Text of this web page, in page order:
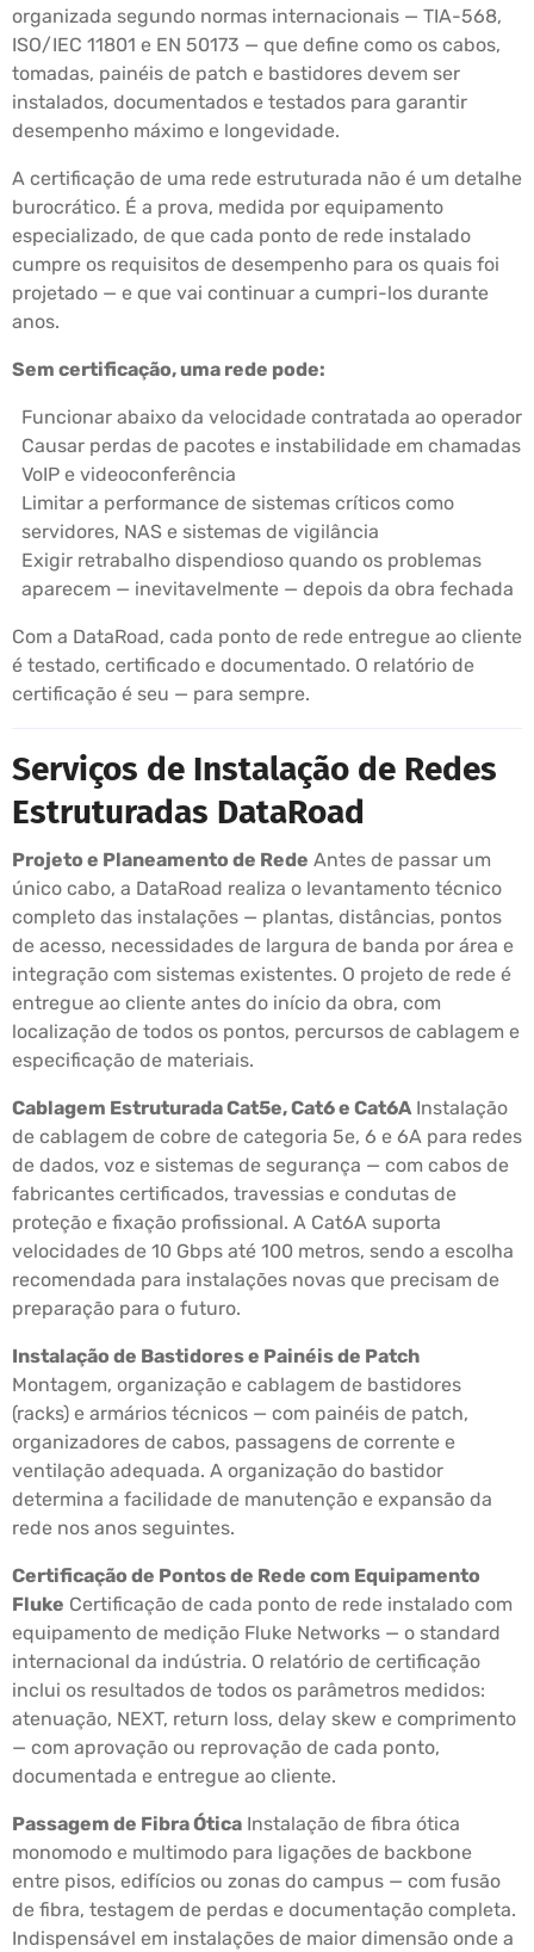
organizada segundo normas internacionais — TIA-568,
ISO/IEC 11801 e EN 50173 — que define como os cabos,
tomadas, painéis de patch e bastidores devem ser
instalados, documentados e testados para garantir
desempenho máximo e longevidade.
A certificação de uma rede estruturada não é um detalhe
burocrático. É a prova, medida por equipamento
especializado, de que cada ponto de rede instalado
cumpre os requisitos de desempenho para os quais foi
projetado — e que vai continuar a cumpri-los durante
anos.
Sem certificação, uma rede pode:
Funcionar abaixo da velocidade contratada ao operador
Causar perdas de pacotes e instabilidade em chamadas
VoIP e videoconferência
Limitar a performance de sistemas críticos como
servidores, NAS e sistemas de vigilância
Exigir retrabalho dispendioso quando os problemas
aparecem — inevitavelmente — depois da obra fechada
Com a DataRoad, cada ponto de rede entregue ao cliente
é testado, certificado e documentado. O relatório de
certificação é seu — para sempre.
Serviços de Instalação de Redes
Estruturadas DataRoad
Projeto e Planeamento de Rede Antes de passar um
único cabo, a DataRoad realiza o levantamento técnico
completo das instalações — plantas, distâncias, pontos
de acesso, necessidades de largura de banda por área e
integração com sistemas existentes. O projeto de rede é
entregue ao cliente antes do início da obra, com
localização de todos os pontos, percursos de cablagem e
especificação de materiais.
Cablagem Estruturada Cat5e, Cat6 e Cat6A Instalação
de cablagem de cobre de categoria 5e, 6 e 6A para redes
de dados, voz e sistemas de segurança — com cabos de
fabricantes certificados, travessias e condutas de
proteção e fixação profissional. A Cat6A suporta
velocidades de 10 Gbps até 100 metros, sendo a escolha
recomendada para instalações novas que precisam de
preparação para o futuro.
Instalação de Bastidores e Painéis de Patch
Montagem, organização e cablagem de bastidores
(racks) e armários técnicos — com painéis de patch,
organizadores de cabos, passagens de corrente e
ventilação adequada. A organização do bastidor
determina a facilidade de manutenção e expansão da
rede nos anos seguintes.
Certificação de Pontos de Rede com Equipamento
Fluke Certificação de cada ponto de rede instalado com
equipamento de medição Fluke Networks — o standard
internacional da indústria. O relatório de certificação
inclui os resultados de todos os parâmetros medidos:
atenuação, NEXT, return loss, delay skew e comprimento
— com aprovação ou reprovação de cada ponto,
documentada e entregue ao cliente.
Passagem de Fibra Ótica Instalação de fibra ótica
monomodo e multimodo para ligações de backbone
entre pisos, edifícios ou zonas do campus — com fusão
de fibra, testagem de perdas e documentação completa.
Indispensável em instalações de maior dimensão onde a